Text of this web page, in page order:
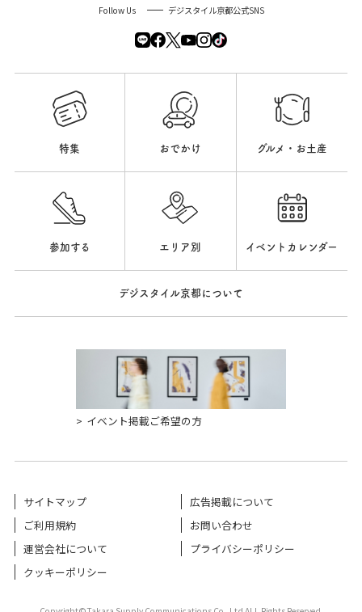
Follow Us デジスタイル京都公式SNS
特集 おでかけ グルメ・お土産
参加する エリア別 イベントカレンダー
デジスタイル京都について
イベント掲載ご希望の方
サイトマップ
広告掲載について
ご利用規約
お問い合わせ
運営会社について
プライバシーポリシー
クッキーポリシー